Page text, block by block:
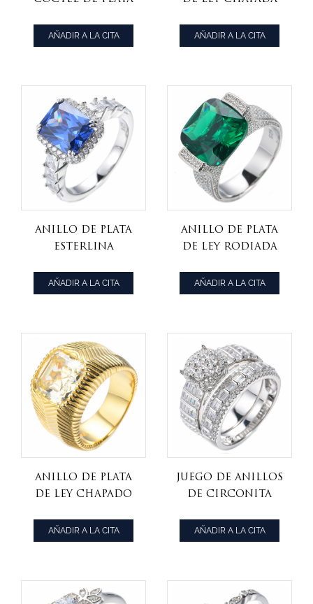
corazón rosa y
circonitas
AÑADIR A LA CITA
centro de
aguamarina de
AÑADIR A LA CITA
Anillo de plata
esterlina
rodio con
centro de
octágono
elegante
AÑADIR A LA CITA
Anillo De Plata
De Ley Rodiada
Centro Verde
Esmeralda
AÑADIR A LA CITA
Anillo De Plata
De Ley Chapado
Con CZ Canarias
De Corte Asscher
AÑADIR A LA CITA
Juego de anillos
de circonita
blanca de plata
de ley chapada
AÑADIR A LA CITA